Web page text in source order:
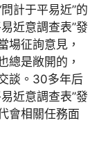
計于平易近”的
近意調查表”發
場征詢意見，
總是敞開的，
談。30多年后
近意調查表”發
會相關任務面